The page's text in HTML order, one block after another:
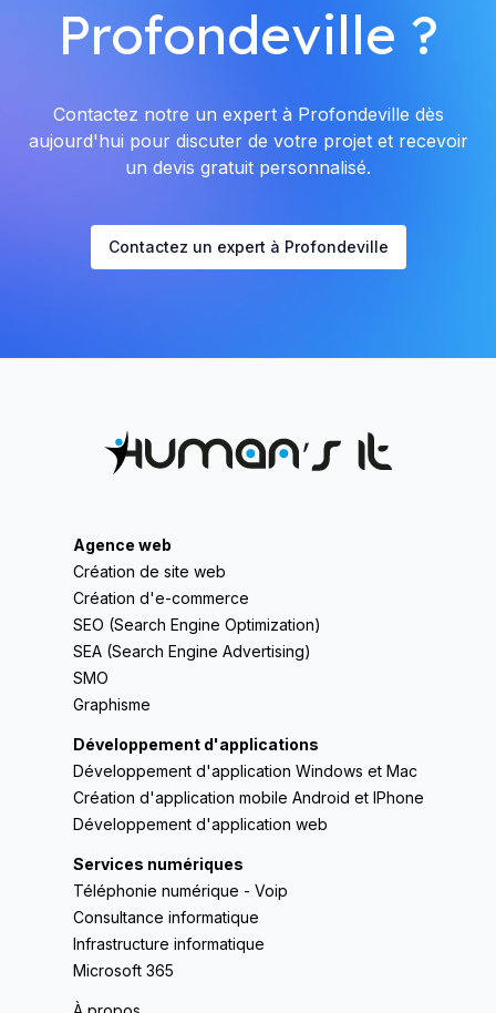
Profondeville ?
Contactez notre un expert à Profondeville dès
aujourd'hui pour discuter de votre projet et recevoir
un devis gratuit personnalisé.
Contactez un expert à Profondeville
Agence web
Création de site web
Création d'e-commerce
SEO (Search Engine Optimization)
SEA (Search Engine Advertising)
SMO
Graphisme
Développement d'applications
Développement d'application Windows et Mac
Création d'application mobile Android et IPhone
Développement d'application web
Services numériques
Téléphonie numérique - Voip
Consultance informatique
Infrastructure informatique
Microsoft 365